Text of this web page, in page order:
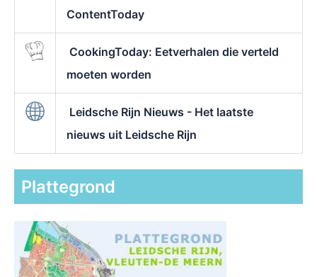
ContentToday
CookingToday: Eetverhalen die verteld
moeten worden
Leidsche Rijn Nieuws - Het laatste
nieuws uit Leidsche Rijn
Plattegrond